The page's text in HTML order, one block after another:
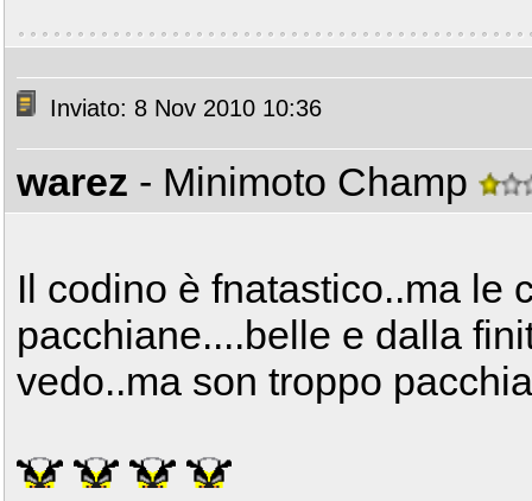
Inviato: 8 Nov 2010 10:36
warez - Minimoto Champ
Il codino è fnatastico..ma le
pacchiane....belle e dalla
vedo..ma son troppo